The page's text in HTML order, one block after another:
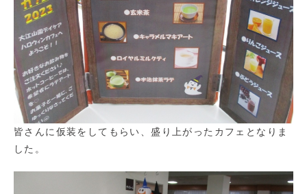
皆さんに仮装をしてもらい、盛り上がったカフェとなりま
した。